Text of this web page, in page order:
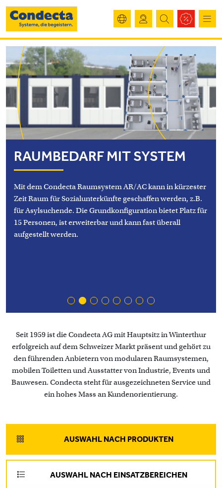
RAUMBEDARF MIT SYSTEM
Mit dem Condecta Raumsystem AR/AC kann in kürzester
Zeit Raum für Sozialunterkünfte geschaffen werden, z.B.
für Asylsuchende. Die Grundkonfiguration bietet Platz für
15 Personen, ist erweiterbar und kann fast überall
aufgestellt werden.
Seit 1959 ist die Condecta AG mit Hauptsitz in Winterthur
erfolgreich auf dem Schweizer Markt präsent und gehört zu
den führenden Anbietern von modularen Raumsystemen,
mobilen Toiletten und Ausstatter von Industrie, Events und
Bauwesen. Condecta steht für ausgezeichneten Service und
ein hohes Mass an Kundenorientierung.
AUSWAHL NACH PRODUKTEN
AUSWAHL NACH EINSATZBEREICHEN